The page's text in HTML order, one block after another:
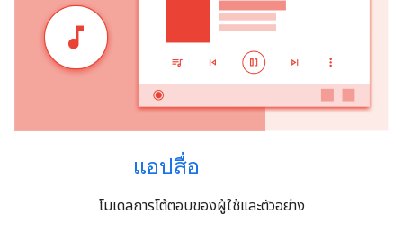
แอปสื่อ
โมเดลการโต้ตอบของผู้ใช้และตัวอย่าง